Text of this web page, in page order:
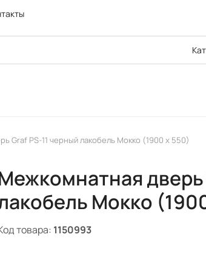
Graf PS-11 черный лакобель Мокко (1900 х 550)
дверь
Мокко
товара: 1150993